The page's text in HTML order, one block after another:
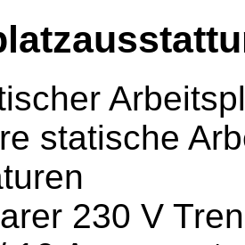
statische
230 V